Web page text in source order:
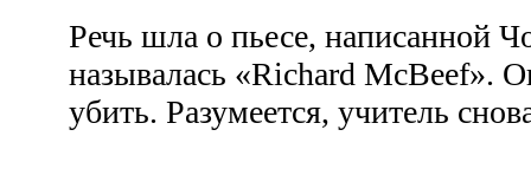
Речь шла о пьесе, написанной
называлась «Richard McBeef».
убить. Разумеется, учитель